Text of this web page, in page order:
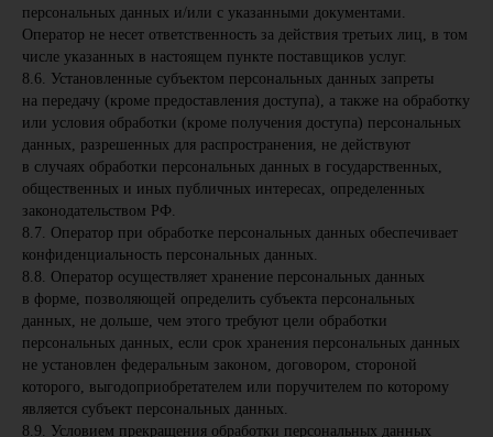
персональных данных и/или с указанными документами.
Оператор не несет ответственность за действия третьих лиц, в том
числе указанных в настоящем пункте поставщиков услуг.
8.6. Установленные субъектом персональных данных запреты
на передачу (кроме предоставления доступа), а также на обработку
или условия обработки (кроме получения доступа) персональных
данных, разрешенных для распространения, не действуют
в случаях обработки персональных данных в государственных,
общественных и иных публичных интересах, определенных
законодательством РФ.
8.7. Оператор при обработке персональных данных обеспечивает
конфиденциальность персональных данных.
8.8. Оператор осуществляет хранение персональных данных
в форме, позволяющей определить субъекта персональных
данных, не дольше, чем этого требуют цели обработки
персональных данных, если срок хранения персональных данных
не установлен федеральным законом, договором, стороной
которого, выгодоприобретателем или поручителем по которому
является субъект персональных данных.
8.9. Условием прекращения обработки персональных данных